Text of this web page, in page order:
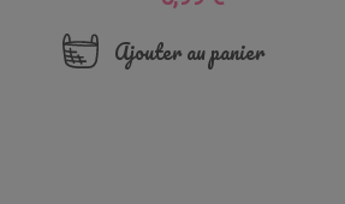
Ajouter au panier